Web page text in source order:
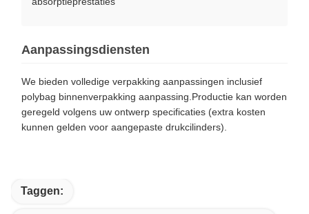
Aanpassingsdiensten
We bieden volledige verpakking aanpassingen inclusief
polybag binnenverpakking aanpassing.Productie kan worden
geregeld volgens uw ontwerp specificaties (extra kosten
kunnen gelden voor aangepaste drukcilinders).
Taggen: